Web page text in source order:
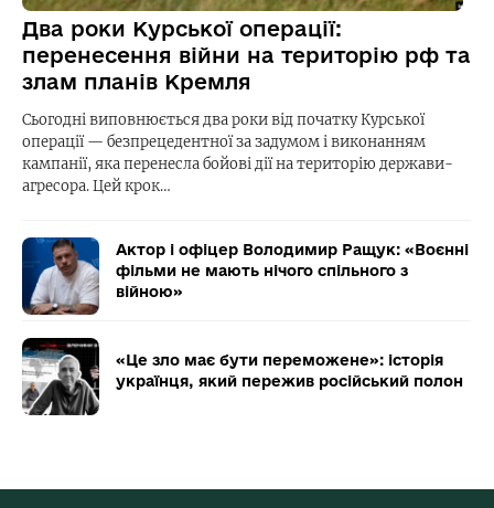
Два роки Курської операції:
перенесення війни на територію рф та
злам планів Кремля
Сьогодні виповнюється два роки від початку Курської
операції — безпрецедентної за задумом і виконанням
кампанії, яка перенесла бойові дії на територію держави-
агресора. Цей крок…
Актор і офіцер Володимир Ращук: «Воєнні
фільми не мають нічого спільного з
війною»
«Це зло має бути переможене»: історія
українця, який пережив російський полон